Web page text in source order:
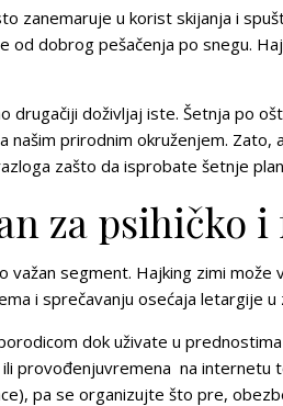
zanemaruje u korist skijanja i
od dobrog pešačenja po snegu.
drugačiji doživljaj iste. Šetnja po
prirodnim okruženjem. Zato,
zašto da isprobate šetnje
za psihičko
segment. Hajking zimi može
i sprečavanju osećaja letargije
dok uživate u
provođenjuvremena na internetu
pa se organizujte što pre,